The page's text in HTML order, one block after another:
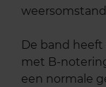
De band
met B-
een normale